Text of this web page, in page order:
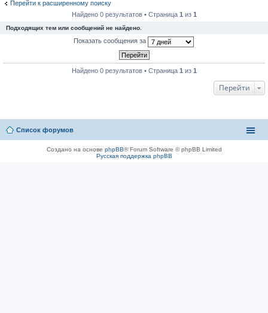
Перейти к расширенному поиску
Найдено 0 результатов • Страница 1 из 1
Подходящих тем или сообщений не найдено.
Показать сообщения за
Найдено 0 результатов • Страница 1 из 1
Перейти
Список форумов
Создано на основе phpBB® Forum Software © phpBB Limited
Русская поддержка phpBB